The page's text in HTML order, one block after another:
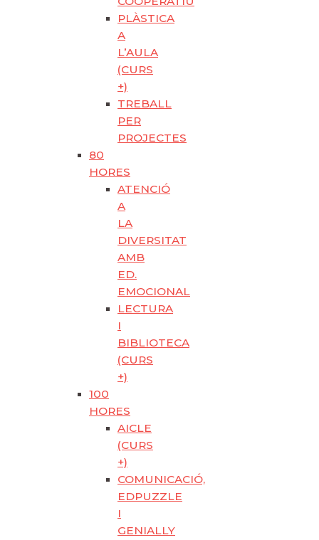
PLÀSTICA
A
L’AULA
(CURS
+)
TREBALL
PER
PROJECTES
80
HORES
ATENCIÓ
A
LA
DIVERSITAT
AMB
ED.
EMOCIONAL
LECTURA
I
BIBLIOTECA
(CURS
+)
100
HORES
AICLE
(CURS
+)
COMUNICACIÓ,
EDPUZZLE
I
GENIALLY